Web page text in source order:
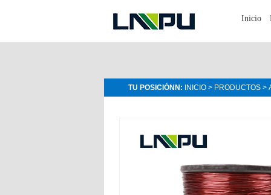
Inicio
TU POSICIÓNN: INICIO > PRODUCTOS >